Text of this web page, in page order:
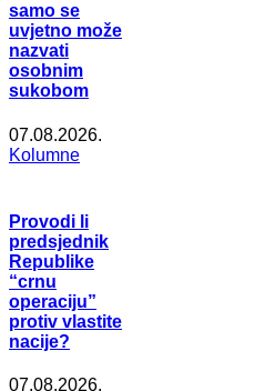
samo se
uvjetno može
nazvati
osobnim
sukobom
07.08.2026.
Kolumne
Provodi li
predsjednik
Republike
“crnu
operaciju”
protiv vlastite
nacije?
07.08.2026.